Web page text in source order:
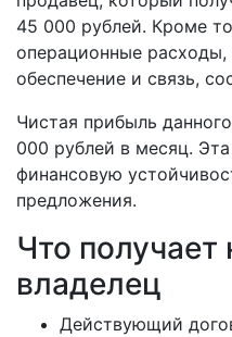
45 000 рублей. Кроме
операционные
обеспечение и связь,
Чистая прибыль
000 рублей в месяц.
финансовую
предложения.
Что получает
владелец
Действующий